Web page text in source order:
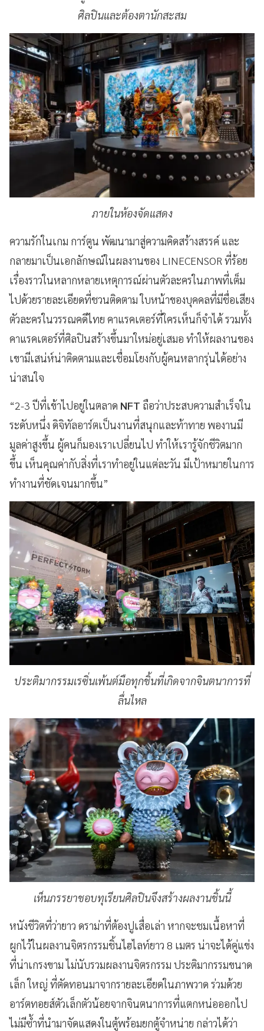
ศิลปินและต้องตานักสะสม
ภายในห้องจัดแสดง
ความรักในเกม การ์ตูน พัฒนามาสู่ความคิดสร้างสรรค์ และ
กลายมาเป็นเอกลักษณ์ในผลงานของ LINECENSOR ที่ร้อย
เรื่องราวในหลากหลายเหตุการณ์ผ่านตัวละครในภาพที่เต็ม
ไปด้วยรายละเอียดที่ชวนติดตาม ใบหน้าของบุคคลที่มีชื่อเสียง
ตัวละครในวรรณคดีไทย คาแรคเตอร์ที่ใครเห็นก็จำได้ รวมทั้ง
คาแรคเตอร์ที่ศิลปินสร้างขึ้นมาใหม่อยู่เสมอ ทำให้ผลงานของ
เขามีเสน่ห์น่าติดตามและเชื่อมโยงกับผู้คนหลากรุ่นได้อย่าง
น่าสนใจ
“2-3 ปีที่เข้าไปอยู่ในตลาด NFT ถือว่าประสบความสำเร็จใน
ระดับหนึ่ง ดิจิทัลอาร์ตเป็นงานที่สนุกและท้าทาย พองานมี
มูลค่าสูงขึ้น ผู้คนก็มองเราเปลี่ยนไป ทำให้เรารู้จักชีวิตมาก
ขึ้น เห็นคุณค่ากับสิ่งที่เราทำอยู่ในแต่ละวัน มีเป้าหมายในการ
ทำงานที่ชัดเจนมากขึ้น”
ประติมากรรมเรซิ่นเพ้นต์มือทุกชิ้นที่เกิดจากจินตนาการที่
ลื่นไหล
เห็นภรรยาชอบทุเรียนศิลปินจึงสร้างผลงานชิ้นนี้
หนังชีวิตที่ว่ายาว ดราม่าที่ต้องปูเสื่อเล่า หากจะชมเนื้อหาที่
ผูกไว้ในผลงานจิตรกรรมชิ้นไฮไลท์ยาว 8 เมตร น่าจะได้คู่แข่ง
ที่น่าเกรงขาม ไม่นับรวมผลงานจิตรกรรม ประติมากรรมขนาด
เล็ก ใหญ่ ที่ตัดทอนมาจากรายละเอียดในภาพวาด ร่วมด้วย
อาร์ตทอยส์ตัวเล็กตัวน้อยจากจินตนาการที่แตกหน่อออกไป
ไม่มีซ้ำที่นำมาจัดแสดงในตู้พร้อมยกตู้จำหน่าย กล่าวได้ว่า